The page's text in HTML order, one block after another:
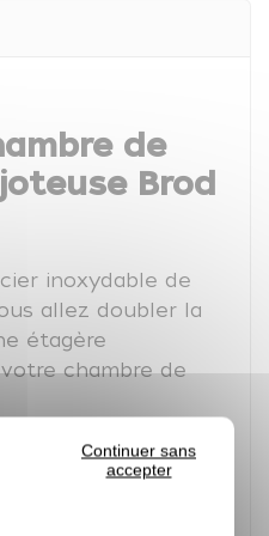
Continuer sans
accepter
de
Brod
inoxydable de
allez doubler la
étagère
chambre de
deuxième niveau
C'est l'idéal